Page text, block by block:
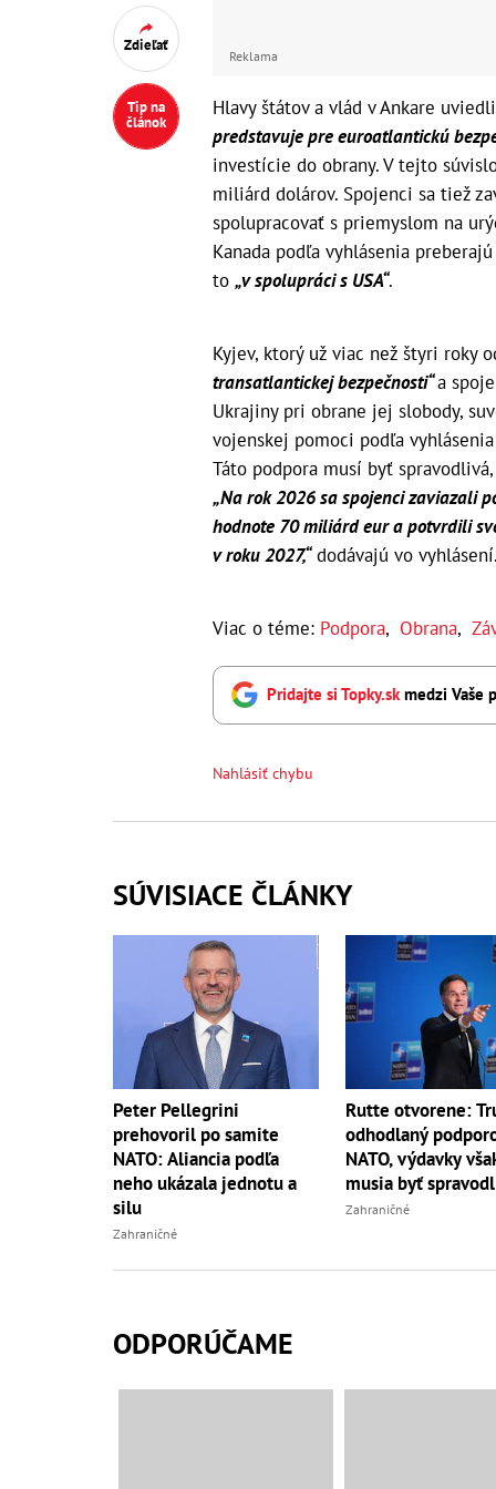
Zdieľať
Tip na
článok
Reklama
Hlavy štátov a vlád v Ankare
predstavuje pre euroatlantickú
investície do obrany. V tejto
miliárd dolárov. Spojenci sa tiež
spolupracovať s priemyslom na
Kanada podľa vyhlásenia
to „v spolupráci s USA“.
Kyjev, ktorý už viac než štyri roky
transatlantickej bezpečnosti“a
Ukrajiny pri obrane jej slobody,
vojenskej pomoci podľa
Táto podpora musí byť
„Na rok 2026 sa spojenci zaviazali
hodnote 70 miliárd eur a potvrdili
v roku 2027,“dodávajú vo
Viac o téme: Podpora, Obrana,
Pridajte si Topky.skmedzi Vaše
Nahlásiť chybu
SÚVISIACE ČLÁNKY
Peter Pellegrini
prehovoril po samite
NATO: Aliancia podľa
neho ukázala jednotu a
silu
Zahraničné
Rutte otvorene:
odhodlaný
NATO, výdavky
musia byť
Zahraničné
ODPORÚČAME